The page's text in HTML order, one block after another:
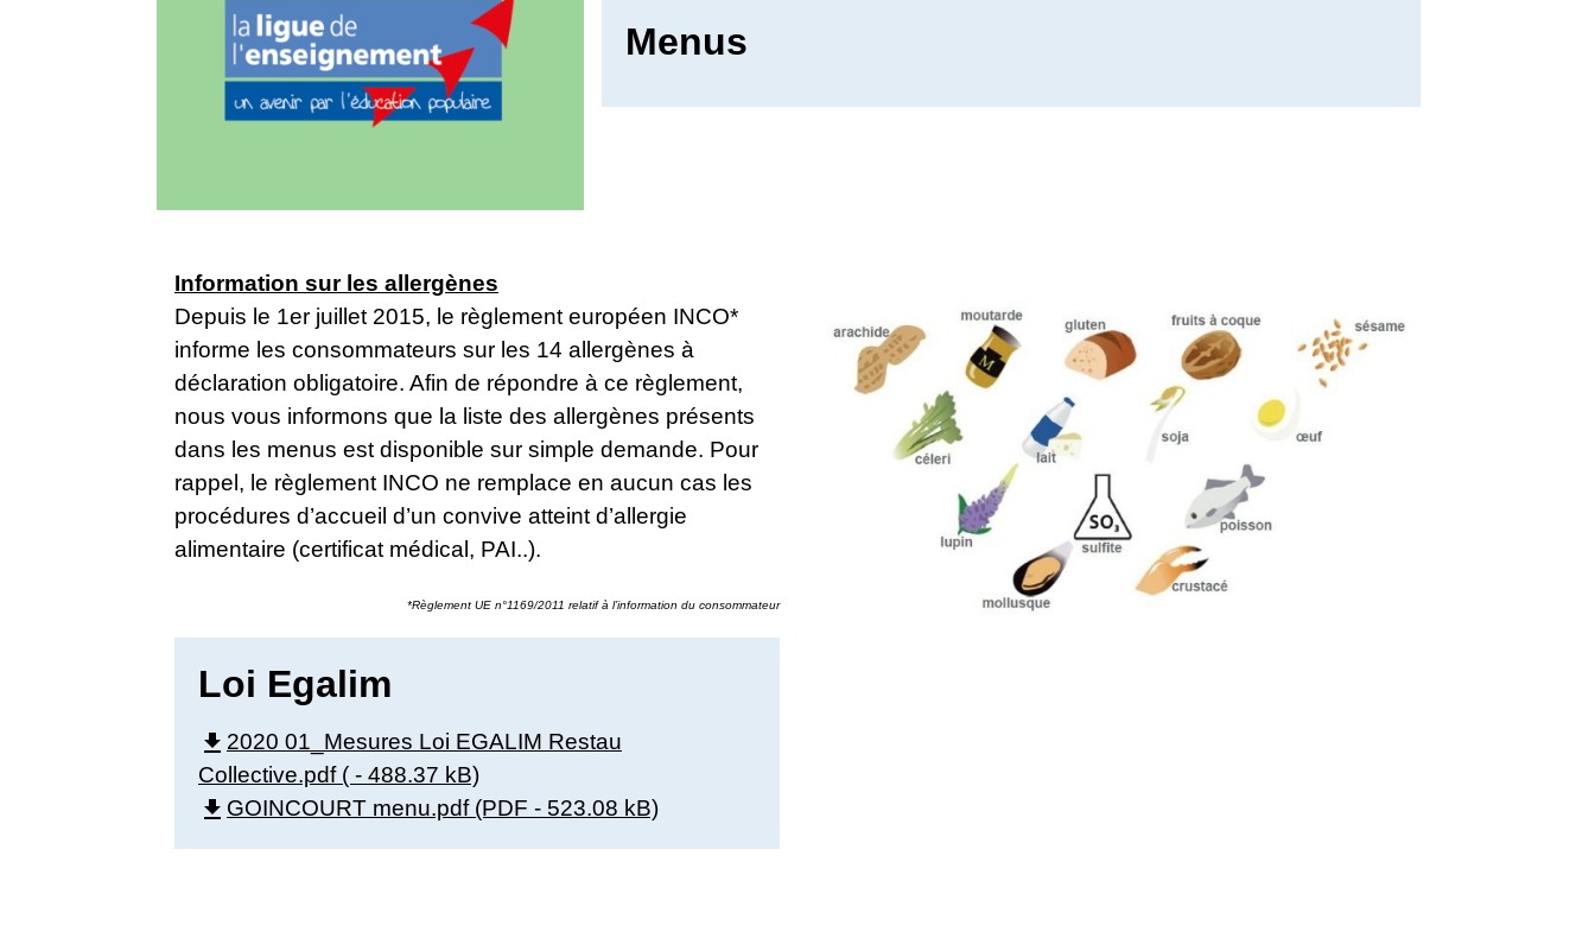
Menus
Information sur les allergènes
Depuis le 1er juillet 2015, le règlement européen INCO*
informe les consommateurs sur les 14 allergènes à
déclaration obligatoire. Afin de répondre à ce règlement,
nous vous informons que la liste des allergènes présents
dans les menus est disponible sur simple demande. Pour
rappel, le règlement INCO ne remplace en aucun cas les
procédures d’accueil d’un convive atteint d’allergie
alimentaire (certificat médical, PAI..).
*Règlement UE n°1169/2011 relatif à l’information du consommateur
Loi Egalim
file_download 2020 01_Mesures Loi EGALIM Restau
Collective.pdf ( - 488.37 kB)
file_download GOINCOURT menu.pdf (PDF - 523.08 kB)